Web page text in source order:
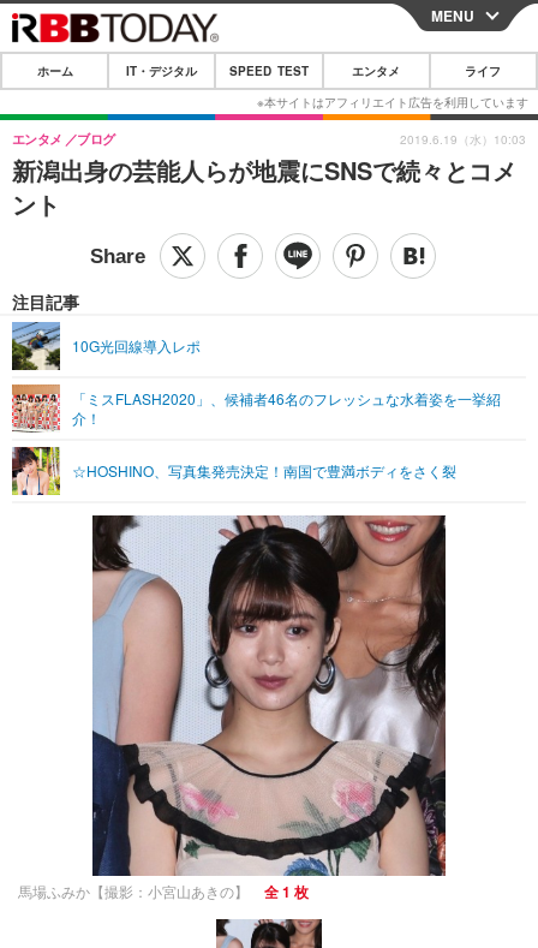
CLOSE
ホーム
IT・デジタル
IT・デジタルTOP スマートフォン
ショッピング その他
SPEED TEST
エンタメTOP 映画・ドラマ
ショッピング その他
ライフTOP
リリース一覧
プッシュ通知の停止方法
MENU
ホーム IT・デジタル SPEED TEST エンタメ ライフ
新潟出身の芸能人らが地震にSNSで続々とコメ
ント
エンタメ ブログ
注目記事
10G光回線導入レポ
「ミスFLASH2020」、候補者46名のフレッシュな水着姿を一挙紹
介！
☆HOSHINO、写真集発売決定！南国で豊満ボディをさく裂
2019.6.19（水）10:03
馬場ふみか【撮影：小宮山あきの】 全 1 枚